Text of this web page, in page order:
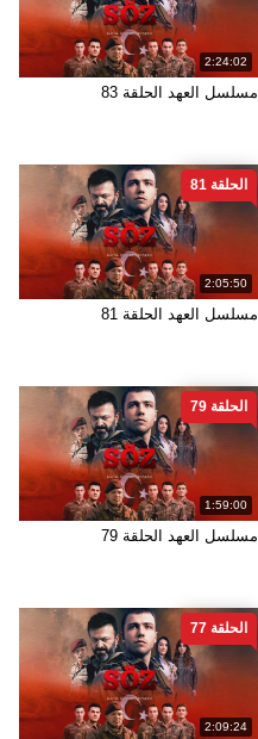
2:24:02
مسلسل العهد الحلقة 83
2:05:50
الحلقة 81
مسلسل العهد الحلقة 81
1:59:00
الحلقة 79
مسلسل العهد الحلقة 79
2:09:24
الحلقة 77